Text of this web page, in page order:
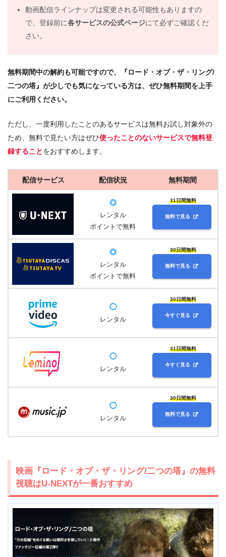
映画『ロード・オブ・ザ・リング/二つの塔』動画フル無
動画配信ラインナップは変更される可能性もありますの
で、登録前に各サービスの公式ページにて必ずご確認くだ
さい。
無料期間中の解約も可能ですので、『ロード・オブ・ザ・リング/
二つの塔』が少しでも気になっている方は、ぜひ無料期間を上手
にご利用ください。
ただし、一度利用したことのあるサービスは無料お試し対象外の
ため、無料で見たい方はぜひ使ったことのないサービスで無料登
録することをおすすめします。
配信サービス 配信状況 無料期間
◎
レンタル
ポイントで無料
31日間無料
無料で見る
◎
レンタル
ポイントで無料
30日間無料
無料で見る
◯
レンタル
30日間無料
今すぐ見る
◯
レンタル
31日間無料
今すぐ見る
◯
レンタル
30日間無料
無料で見る
映画『ロード・オブ・ザ・リング/二つの塔』の無料
視聴はU-NEXTが一番おすすめ